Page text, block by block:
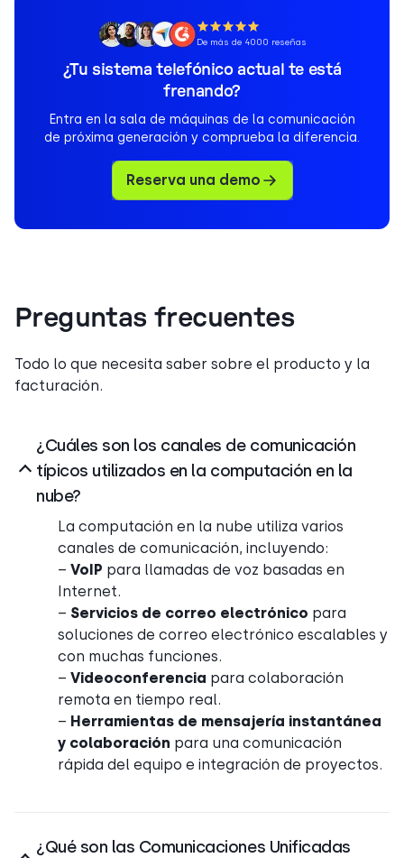
De más de 4000 reseñas
¿Tu sistema telefónico actual te está
frenando?
Entra en la sala de máquinas de la comunicación
de próxima generación y comprueba la diferencia.
Reserva una demo
Preguntas frecuentes
Todo lo que necesita saber sobre el producto y la
facturación.
¿Cuáles son los canales de comunicación
típicos utilizados en la computación en la
nube?
La computación en la nube utiliza varios
canales de comunicación, incluyendo:
– VoIP para llamadas de voz basadas en
Internet.
– Servicios de correo electrónico para
soluciones de correo electrónico escalables y
con muchas funciones.
– Videoconferencia para colaboración
remota en tiempo real.
– Herramientas de mensajería instantánea
y colaboración para una comunicación
rápida del equipo e integración de proyectos.
¿Qué son las Comunicaciones Unificadas